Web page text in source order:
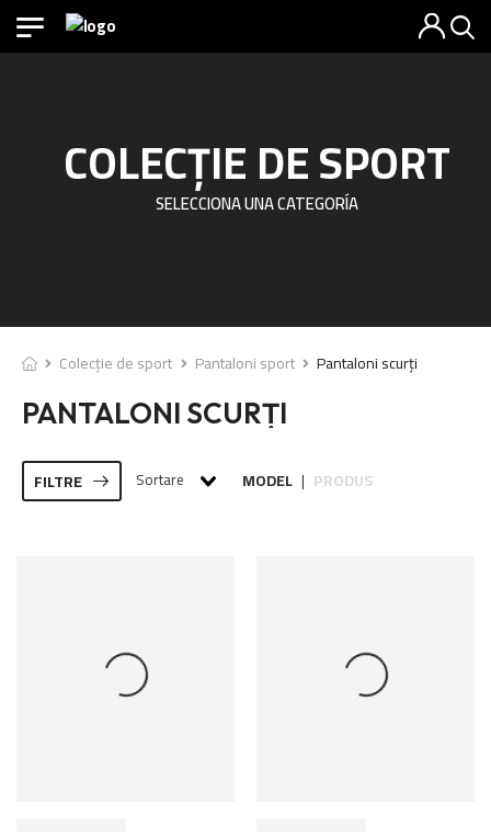
COLECȚIE DE SPORT
SELECCIONA UNA CATEGORÍA
Colecție de sport Pantaloni sport Pantaloni scurți
PANTALONI SCURȚI
FILTRE Sortare MODEL | PRODUS